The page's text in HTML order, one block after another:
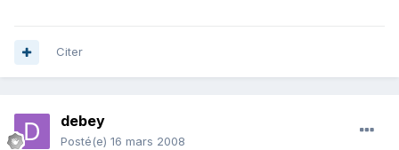
Citer
debey
Posté(e) 16 mars 2008